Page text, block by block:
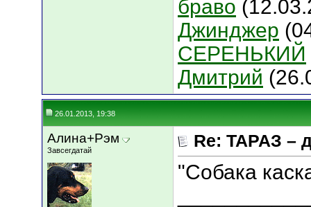
браво
Джинджер
СЕРЕНЬКИЙ
Дмитрий
26.01.2013, 19:38
Алина+Рэм
Завсегдатай Re: ТАРАЗ –
"Собака